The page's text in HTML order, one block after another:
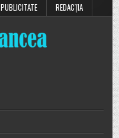
PUBLICITATE REDACȚIA